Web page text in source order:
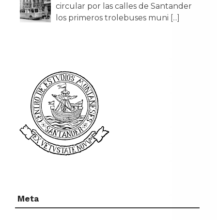
circular por las calles de Santander
los primeros trolebuses muni [...]
Meta